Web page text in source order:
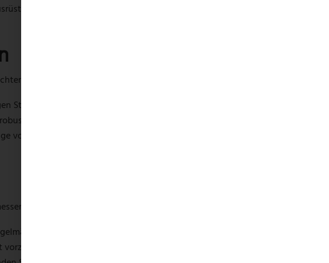
kann es lebenswichtig sein.
Sie unbedingt auf Material und Verarbeitung:
Stahl wie 440C, D2 oder rostfreien Edelstahl.
Kunststoff bieten Haltbarkeit und Komfort.
vor Korrosion und unerwünschter Lichtreflexion.
haben möchten, befolgen Sie diese Pflegehinweise:
nach jedem Einsatz.